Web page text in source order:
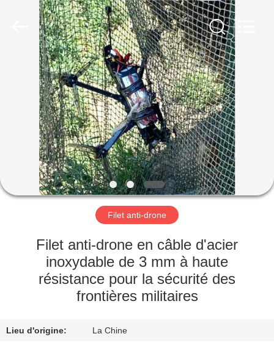
MAISON
PRODUITS
À
PROPOS
NOUS
VISITE
Filet anti-drone
Filet anti-drone en câble d'acier
inoxydable de 3 mm à haute
résistance pour la sécurité des
frontières militaires
Lieu d'origine: La Chine